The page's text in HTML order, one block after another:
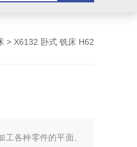
> X6132 卧式 铣床 H62
各种零件的平面、